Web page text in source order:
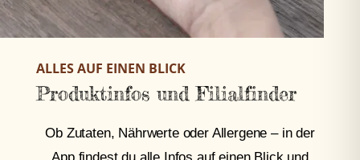
ALLES AUF EINEN BLICK
Produktinfos und Filialfinder
Ob Zutaten, Nährwerte oder Allergene – in der
App findest du alle Infos auf einen Blick und